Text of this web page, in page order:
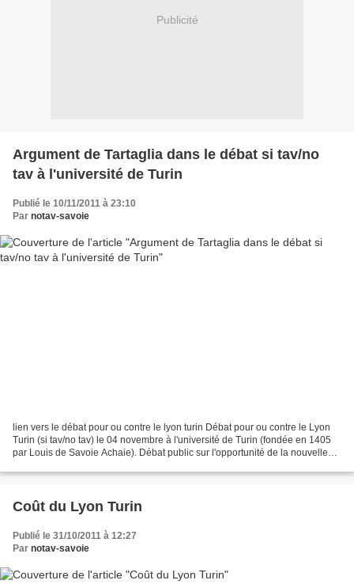
Publicité
Argument de Tartaglia dans le débat si tav/no
tav à l'université de Turin
Publié le 10/11/2011 à 23:10
Par notav-savoie
lien vers le débat pour ou contre le lyon turin Débat pour ou contre le Lyon
Turin (si tav/no tav) le 04 novembre à l'université de Turin (fondée en 1405
par Louis de Savoie Achaie). Débat public sur l'opportunité de la nouvelle
Coût du Lyon Turin
Publié le 31/10/2011 à 12:27
Par notav-savoie